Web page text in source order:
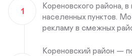
1
Кореновского района,
населенных пунктов.
рекламу в смежных
Кореновский район —